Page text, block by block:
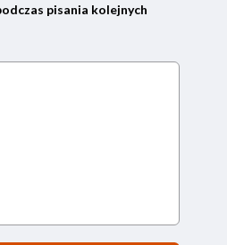
pisania kolejnych